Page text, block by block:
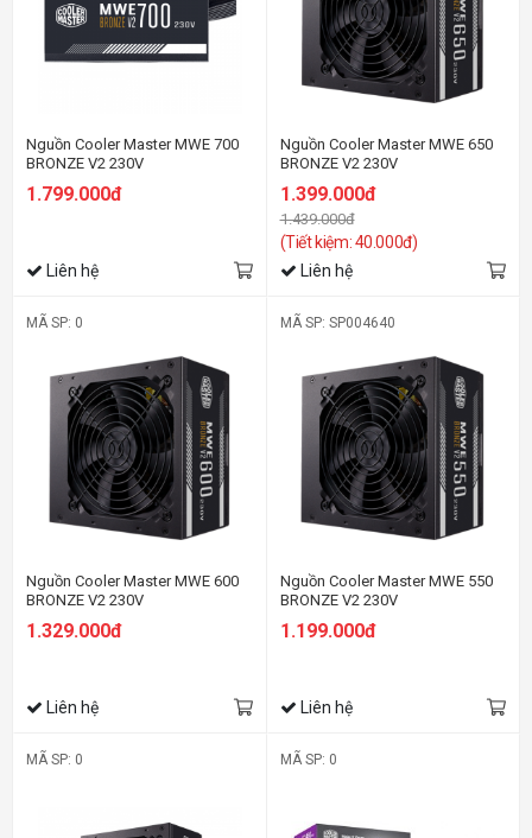
Nguồn Cooler Master MWE 700
BRONZE V2 230V
1.799.000đ
Liên hệ
Nguồn Cooler Master MWE 650
BRONZE V2 230V
1.399.000đ
1.439.000đ
(Tiết kiệm: 40.000đ)
Liên hệ
MÃ SP: 0
Nguồn Cooler Master MWE 600
BRONZE V2 230V
1.329.000đ
Liên hệ
MÃ SP: SP004640
Nguồn Cooler Master MWE 550
BRONZE V2 230V
1.199.000đ
Liên hệ
MÃ SP: 0 MÃ SP: 0